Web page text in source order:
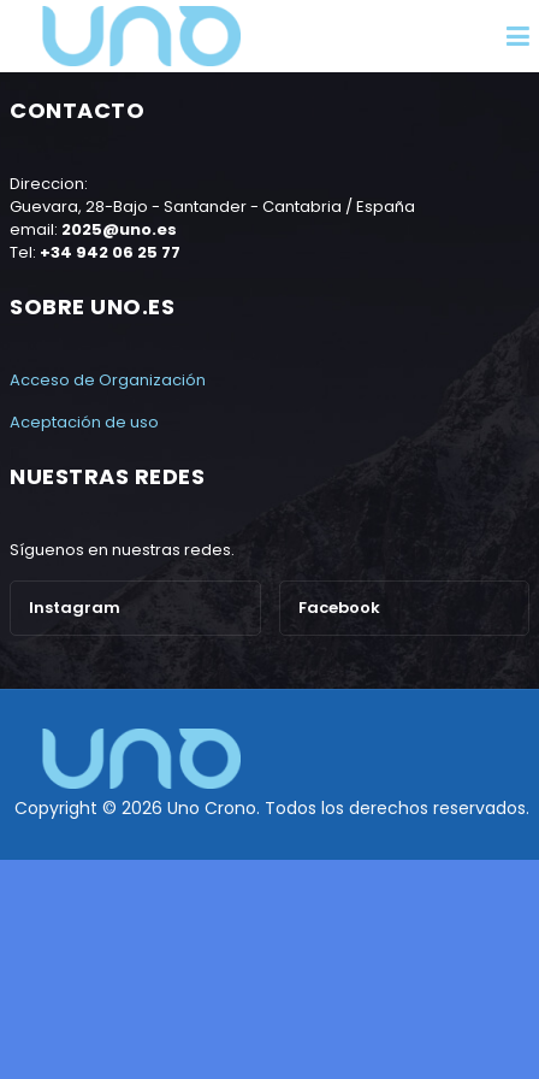
CONTACTO
Direccion:
Guevara, 28-Bajo - Santander - Cantabria / España
email: 2025@uno.es
Tel: +34 942 06 25 77
SOBRE UNO.ES
Acceso de Organización
Aceptación de uso
NUESTRAS REDES
Síguenos en nuestras redes.
Instagram Facebook
Copyright © 2026 Uno Crono. Todos los derechos reservados.